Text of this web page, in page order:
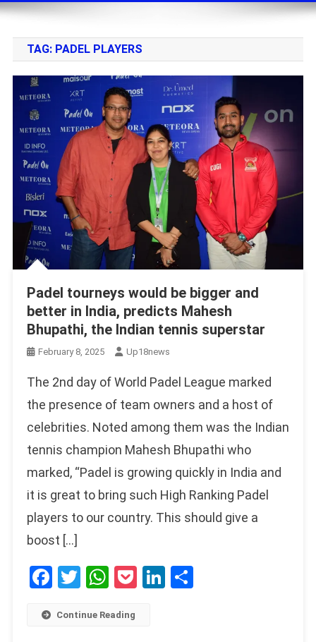
TAG: PADEL PLAYERS
Padel tourneys would be bigger and
better in India, predicts Mahesh
Bhupathi, the Indian tennis superstar
February 8, 2025 Up18news
The 2nd day of World Padel League marked
the presence of team owners and a host of
celebrities. Noted among them was the Indian
tennis champion Mahesh Bhupathi who
marked, “Padel is growing quickly in India and
it is great to bring such High Ranking Padel
players to our country. This should give a
boost […]
Facebook
Twitter
WhatsApp
PocketLinkedIn
Share
Continue Reading